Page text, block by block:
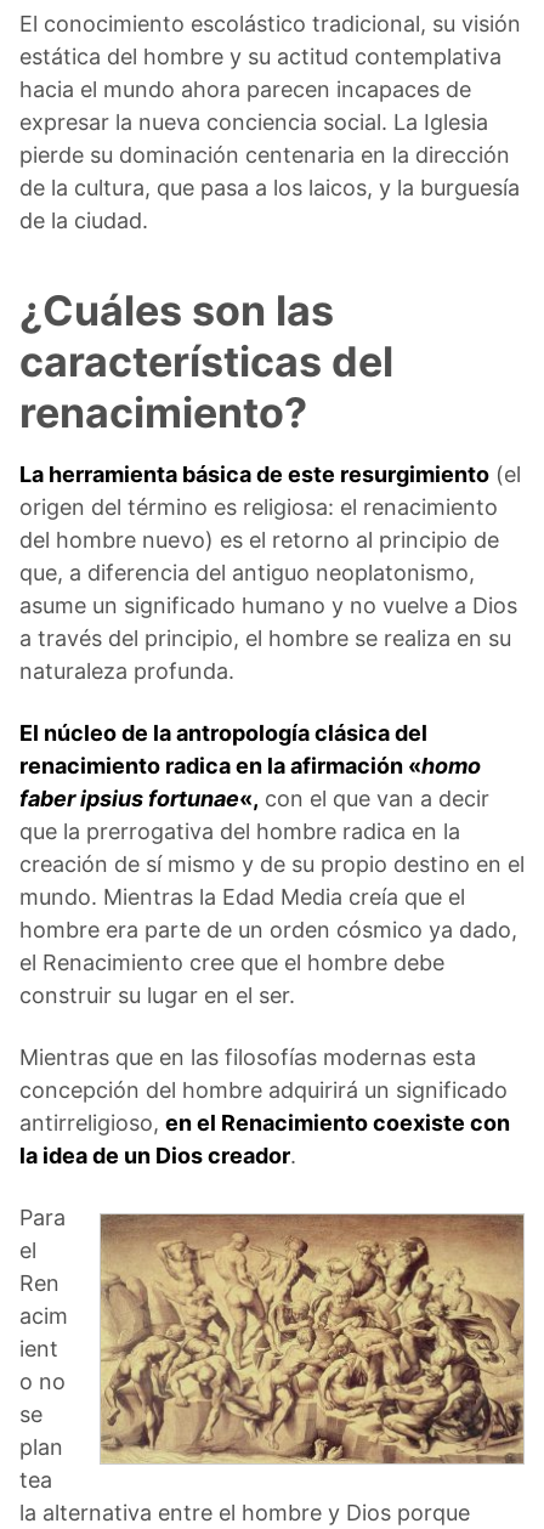
El conocimiento escolástico tradicional, su visión
estática del hombre y su actitud contemplativa
hacia el mundo ahora parecen incapaces de
expresar la nueva conciencia social. La Iglesia
pierde su dominación centenaria en la dirección
de la cultura, que pasa a los laicos, y la burguesía
de la ciudad.
¿Cuáles son las
características del
renacimiento?
La herramienta básica de este resurgimiento (el
origen del término es religiosa: el renacimiento
del hombre nuevo) es el retorno al principio de
que, a diferencia del antiguo neoplatonismo,
asume un significado humano y no vuelve a Dios
a través del principio, el hombre se realiza en su
naturaleza profunda.
El núcleo de la antropología clásica del
renacimiento radica en la afirmación «homo
faber ipsius fortunae«, con el que van a decir
que la prerrogativa del hombre radica en la
creación de sí mismo y de su propio destino en el
mundo. Mientras la Edad Media creía que el
hombre era parte de un orden cósmico ya dado,
el Renacimiento cree que el hombre debe
construir su lugar en el ser.
Mientras que en las filosofías modernas esta
concepción del hombre adquirirá un significado
antirreligioso, en el Renacimiento coexiste con
la idea de un Dios creador.
Para
el
Ren
acim
ient
o no
se
plan
tea
la alternativa entre el hombre y Dios porque